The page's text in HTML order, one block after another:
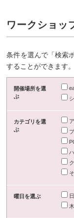
ワークショッ
条件を選んで「検索
することができます。
開催場所を選
ぶ
カテゴリを選
ぶ
曜日を選ぶ